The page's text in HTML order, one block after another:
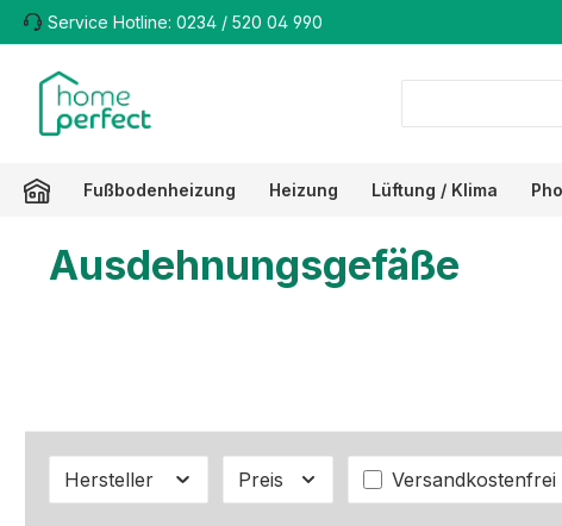
Hauptinhalt springen
Zur Suche springen
Zur Hauptnavigation springen
Service Hotline: 0234 / 520 04 990
Fußbodenheizung Heizung Lüftung / Klima
Ausdehnungsgefäße
Hersteller Preis Filter hinzufügen:
Versandkostenfrei